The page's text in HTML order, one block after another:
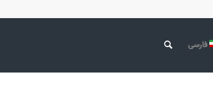
فارسی